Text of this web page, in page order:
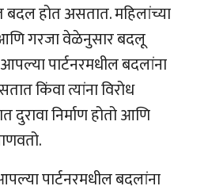
बदल होत असतात. महिलांच्या
गरजा वेळेनुसार बदलू
पार्टनरमधील बदलांना
किंवा त्यांना विरोध
दुरावा निर्माण होतो आणि
पार्टनरमधील बदलांना